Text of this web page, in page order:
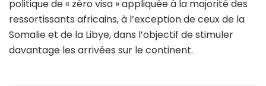
politique de « zéro visa » appliquée à la majorité des
ressortissants africains, à l’exception de ceux de la
Somalie et de la Libye, dans l’objectif de stimuler
davantage les arrivées sur le continent.